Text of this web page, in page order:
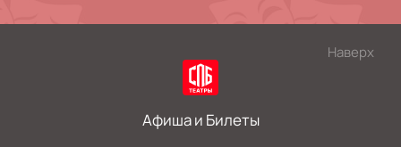
Наверх
Афиша и Билеты